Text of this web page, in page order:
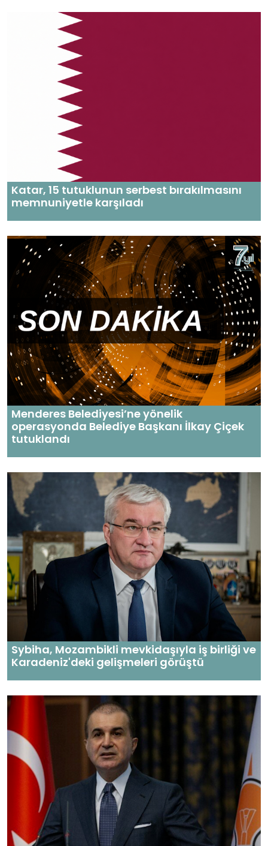
Katar, 15 tutuklunun serbest bırakılmasını
memnuniyetle karşıladı
Menderes Belediyesi’ne yönelik
operasyonda Belediye Başkanı İlkay Çiçek
tutuklandı
Sybiha, Mozambikli mevkidaşıyla iş birliği ve
Karadeniz'deki gelişmeleri görüştü